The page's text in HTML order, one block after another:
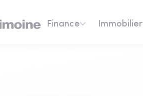
Finance Immobilier